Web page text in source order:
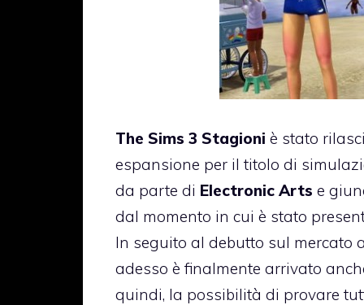
The Sims 3 Stagioni è stato
espansione per il titolo di
da parte di Electronic Arts e
dal momento in cui è stato
In seguito al debutto sul mercato
adesso è finalmente arrivato
quindi, la possibilità di provare